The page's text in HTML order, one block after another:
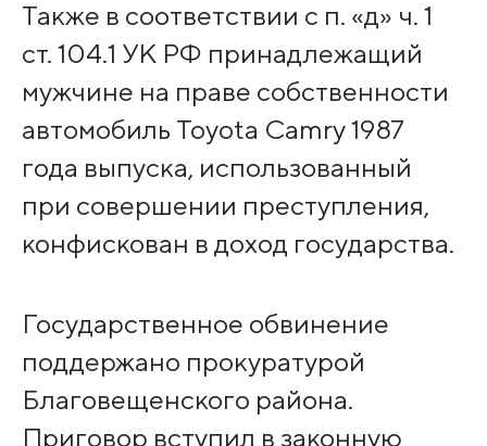
Также в соответствии с п. «д» ч. 1
ст. 104.1 УК РФ принадлежащий
мужчине на праве собственности
автомобиль Toyota Camry 1987
года выпуска, использованный
при совершении преступления,
конфискован в доход государства.
Государственное обвинение
поддержано прокуратурой
Благовещенского района.
Приговор вступил в законную